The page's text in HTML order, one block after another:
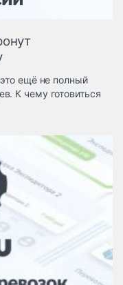
Дзен
ещё не полный
К чему готовиться